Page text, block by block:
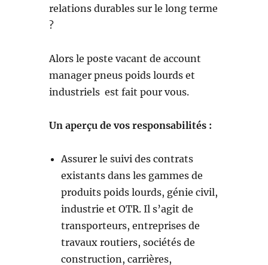
relations durables sur le long terme
?
Alors le poste vacant de account
manager pneus poids lourds et
industriels est fait pour vous.
Un aperçu de vos responsabilités :
Assurer le suivi des contrats
existants dans les gammes de
produits poids lourds, génie civil,
industrie et OTR. Il s’agit de
transporteurs, entreprises de
travaux routiers, sociétés de
construction, carrières,